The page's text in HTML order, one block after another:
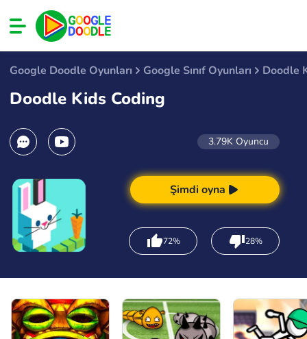
Google Doodle Oyunları Google Sınıf Oyunları Doodle
Doodle Kids Coding
3.79K Oyuncu
Şimdi oyna
72% 28%